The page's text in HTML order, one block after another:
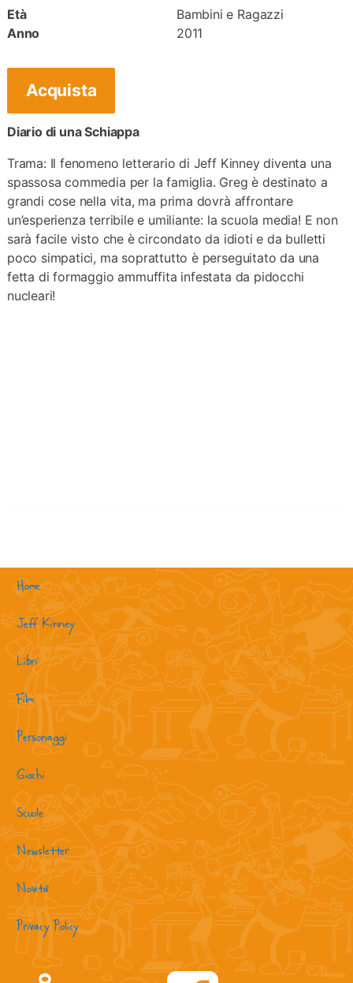
Età
Anno
Bambini e Ragazzi
2011
Acquista
Diario di una Schiappa
Trama: Il fenomeno letterario di Jeff Kinney diventa una
spassosa commedia per la famiglia. Greg è destinato a
grandi cose nella vita, ma prima dovrà affrontare
un’esperienza terribile e umiliante: la scuola media! E non
sarà facile visto che è circondato da idioti e da bulletti
poco simpatici, ma soprattutto è perseguitato da una
fetta di formaggio ammuffita infestata da pidocchi
nucleari!
Home
Jeff Kinney
Libri
Film
Personaggi
Giochi
Scuole
Newsletter
Novità
Privacy Policy